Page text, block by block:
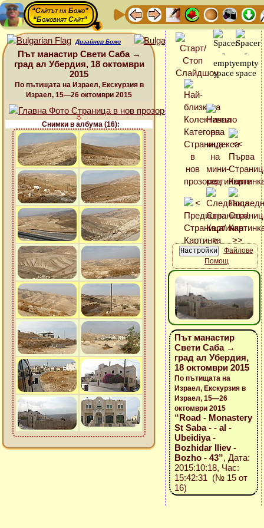
“Сайтът на Божо”
“Божовият Сайт”
Дизайнер Божо
Път манастир Свети Саба →
град ал Убердия, 18 октомври
2015
По пътищата на Израел, Екскурзия в
Израел, 15—26 октомври 2015
Снимки в албума (16):
Файлове
Помощ
Път манастир
Свети Саба →
град ал Убердия,
18 октомври 2015
По пътищата на
Израел, Екскурзия в
Израел, 15—26
октомври 2015
“Road - Monastery
St Saba - - al -
Ubeidiya -
Bozhidar Iliev -
Bozho - 43”, Дата:
2015:10:18, Час:
15:42:31 (№ 15 от
16)